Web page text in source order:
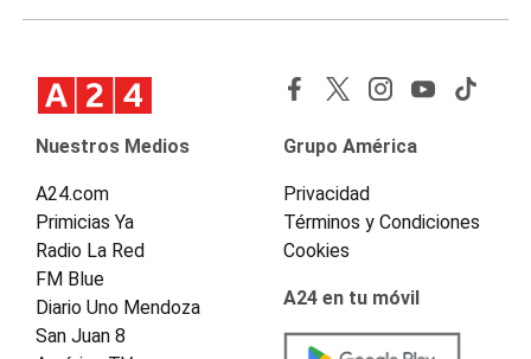
Nuestros Medios
A24.com
Primicias Ya
Radio La Red
FM Blue
Diario Uno Mendoza
San Juan 8
Grupo América
Privacidad
Términos y Condiciones
Cookies
A24 en tu móvil